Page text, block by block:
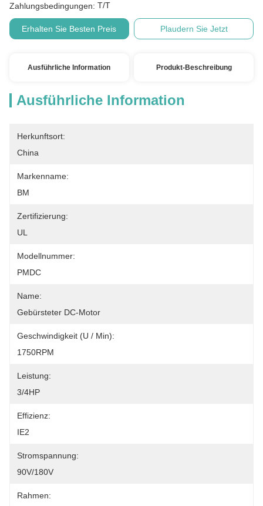
Zahlungsbedingungen: T/T
Erhalten Sie Besten Preis Plaudern Sie Jetzt
Ausführliche Information Produkt-Beschreibung
Ausführliche Information
Herkunftsort:
China
Markenname:
BM
Zertifizierung:
UL
Modellnummer:
PMDC
Name:
Gebürsteter DC-Motor
Geschwindigkeit (U / Min):
1750RPM
Leistung:
3/4HP
Effizienz:
IE2
Stromspannung:
90V/180V
Rahmen: